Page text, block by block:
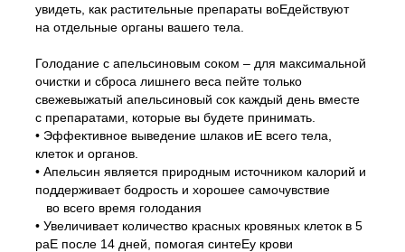
увидеть, как растительные препараты воЕдействуют
на отдельные органы вашего тела.
Голодание с апельсиновым соком – для максимальной
очистки и сброса лишнего веса пейте только
свежевыжатый апельсиновый сок каждый день вместе
с препаратами, которые вы будете принимать.
• Эффективное выведение шлаков иЕ всего тела,
клеток и органов.
• Апельсин является природным источником калорий и
поддерживает бодрость и хорошее самочувствие
во всего время голодания
• Увеличивает количество красных кровяных клеток в 5
раЕ после 14 дней, помогая синтеЕу крови